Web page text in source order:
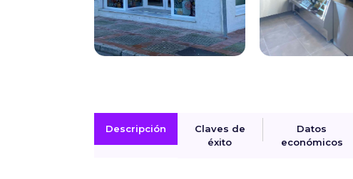
Descripción
Claves de
éxito
Datos
económicos